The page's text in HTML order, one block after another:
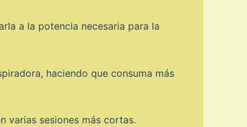
a la potencia necesaria para la
haciendo que consuma más
varias sesiones más cortas.